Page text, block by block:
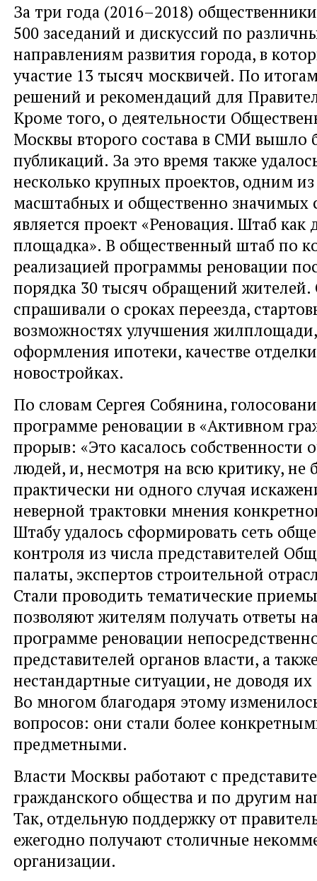
За три года (2016–2018)
500 заседаний и дискуссий по
направлениям развития города, в
участие 13 тысяч москвичей. По
решений и рекомендаций для
Кроме того, о деятельности
Москвы второго состава в СМИ вышло
публикаций. За это время также
несколько крупных проектов, одним
масштабных и общественно значимых
является проект «Реновация. Штаб как
площадка». В общественный штаб по
реализацией программы реновации
порядка 30 тысяч обращений
спрашивали о сроках переезда,
возможностях улучшения
оформления ипотеки, качестве
новостройках.
По словам Сергея Собянина,
программе реновации в «Активном
прорыв: «Это касалось собственности
людей, и, несмотря на всю критику, не
практически ни одного случая
неверной трактовки мнения
Штабу удалось сформировать сеть
контроля из числа представителей
палаты, экспертов строительной
Стали проводить тематические
позволяют жителям получать ответы
программе реновации
представителей органов власти, а
нестандартные ситуации, не доводя
Во многом благодаря этому
вопросов: они стали более
предметными.
Власти Москвы работают с
гражданского общества и по другим
Так, отдельную поддержку от
ежегодно получают столичные
организации.